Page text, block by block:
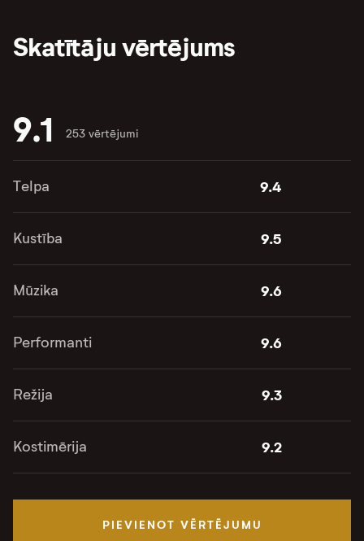
Skatītāju vērtējums
9.1 253 vērtējumi
Telpa 9.4
Kustība 9.5
Mūzika 9.6
Performanti 9.6
Režija 9.3
Kostimērija 9.2
PIEVIENOT VĒRTĒJUMU